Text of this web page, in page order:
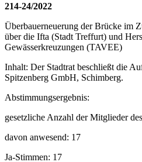
214-24/2022
Überbauerneuerung der Brücke im
über die Ifta (Stadt Treffurt) und
Gewässerkreuzungen (TAVEE)
Inhalt: Der Stadtrat beschließt die
Spitzenberg GmbH, Schimberg.
Abstimmungsergebnis:
gesetzliche Anzahl der Mitglieder
davon anwesend: 17
Ja-Stimmen: 17